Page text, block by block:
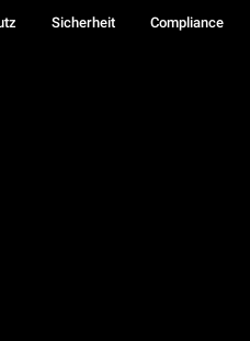
Sicherheit Compliance